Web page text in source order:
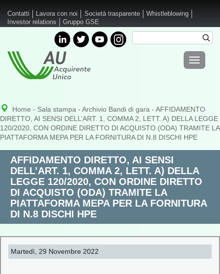
Contatti Lavora con noi Società trasparente
Whistleblowing
Investor relations
Gruppo GSE
Form di
Toggle
Home - Sala stampa - Archivio Bandi di gara - AFFIDAMENTO
DIRETTO, AI SENSI DELL’ART. 1, COMMA 2, LETT. A) DELLA LEGGE
120/2020, CON ORDINE DIRETTO DI ACQUISTO (ODA) TRAMITE LA
PIATTAFORMA MEPA PER LA FORNITURA DI N.8 DISCHI HPE
AFFIDAMENTO DIRETTO, AI SENSI
DELL’ART. 1, COMMA 2, LETT. A) DELLA
LEGGE 120/2020, CON ORDINE DIRETTO
DI ACQUISTO (ODA) TRAMITE LA
PIATTAFORMA MEPA PER LA FORNITURA
DI N.8 DISCHI HPE
Martedì, 29 Novembre 2022